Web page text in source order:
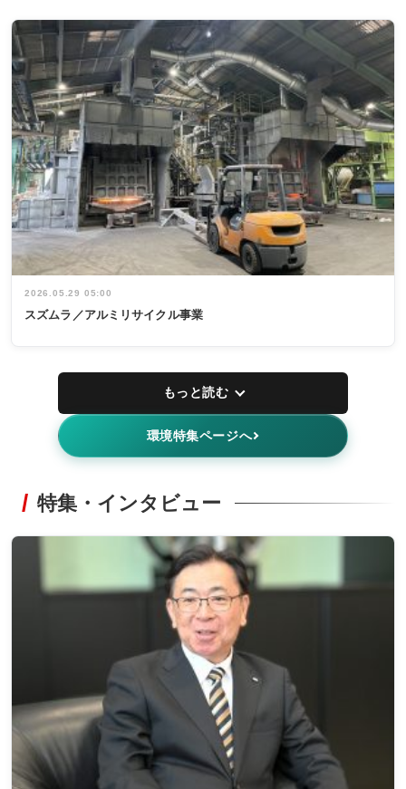
2026.05.29 05:00
スズムラ／アルミリサイクル事業
もっと読む
環境特集ページへ
特集・インタビュー